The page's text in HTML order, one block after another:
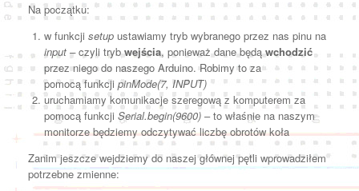
Na początku:
w funkcji setup ustawiamy tryb wybranego przez nas pinu na
input –czyli trybwejścia, ponieważ dane będąwchodzić
przez niego do naszego Arduino. Robimy to za
pomocą funkcji pinMode(7, INPUT)
uruchamiamy komunikacje szeregową z komputerem za
pomocą funkcji Serial.begin(9600)– to właśnie na naszym
monitorze będziemy odczytywać liczbę obrotów koła
Zanim jeszcze wejdziemy do naszej głównej pętli wprowadziłem
potrzebne zmienne: